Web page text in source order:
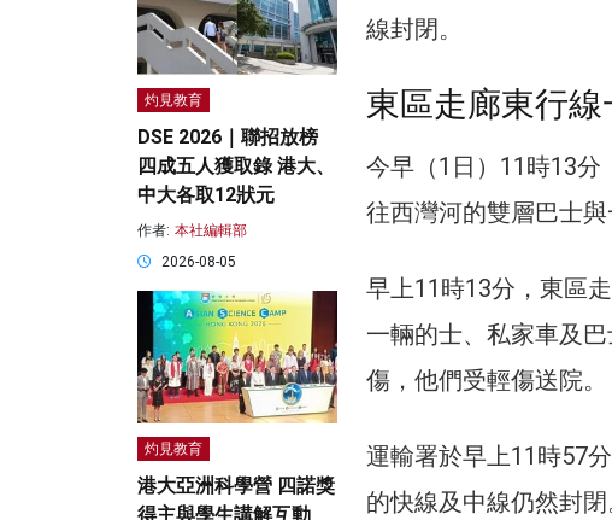
線封閉。
東區走廊東行
今早（1日）11時13分
往西灣河的雙層巴士與
早上11時13分，東區
一輛的士、私家車及
傷，他們受輕傷送院。
運輸署於早上11時57
的快線及中線仍然封
灼見教育
DSE 2026｜聯招放榜
四成五人獲取錄 港大、
中大各取12狀元
作者: 本社編輯部
2026-08-05
灼見教育
港大亞洲科學營 四諾獎
得主與學生講解互動